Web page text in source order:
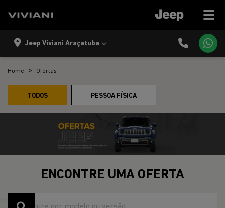
Jeep Viviani Araçatuba
Home Ofertas
TODOS PESSOA FÍSICA
ENCONTRE UMA OFERTA